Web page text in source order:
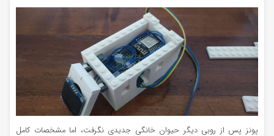
پونز پس از روبی دیگر حیوان خانگی جدیدی نگرفت، اما مشخصات کامل